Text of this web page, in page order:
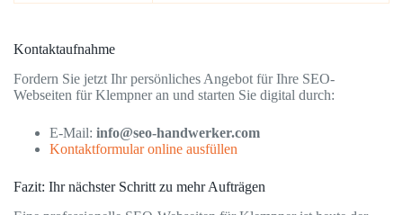
Kontaktaufnahme
Fordern Sie jetzt Ihr persönliches Angebot für Ihre SEO-
Webseiten für Klempner an und starten Sie digital durch:
E-Mail: info@seo-handwerker.com
Kontaktformular online ausfüllen
Fazit: Ihr nächster Schritt zu mehr Aufträgen